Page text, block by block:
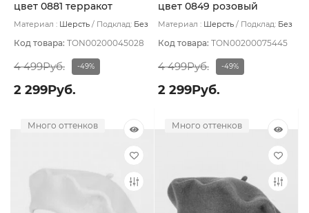
цвет 0881 терракот
Материал : Шерсть Подклад: Без
Код товара: TON00200045028
4 499Руб. -49%
2 299Руб.
цвет 0849 розовый
Материал : Шерсть Подклад: Без
Код товара: TON00200075445
4 499Руб. -49%
2 299Руб.
Много оттенков Много оттенков